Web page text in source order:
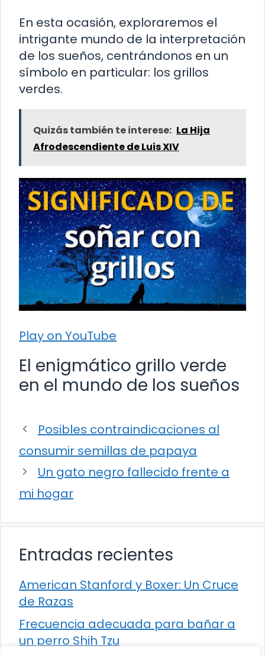
En esta ocasión, exploraremos el
intrigante mundo de la interpretación
de los sueños, centrándonos en un
símbolo en particular: los grillos
verdes.
Quizás también te interese: La Hija
Afrodescendiente de Luis XIV
Play on YouTube
El enigmático grillo verde
en el mundo de los sueños
Posibles contraindicaciones al
consumir semillas de papaya
Un gato negro fallecido frente a
mi hogar
Entradas recientes
American Stanford y Boxer: Un Cruce
de Razas
Frecuencia adecuada para bañar a
un perro Shih Tzu